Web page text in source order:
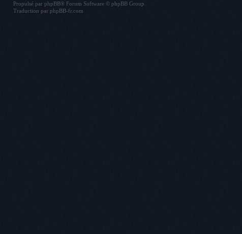
Propulsé par phpBB® Forum Software © phpBB Group
Traduction par phpBB-fr.com